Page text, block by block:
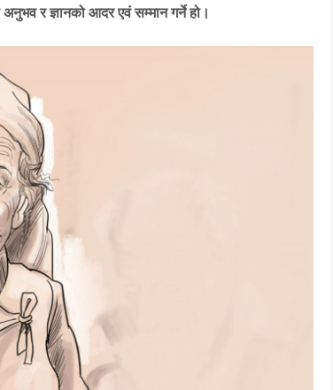
र ज्ञानको आदर एवं सम्मान गर्ने हो।